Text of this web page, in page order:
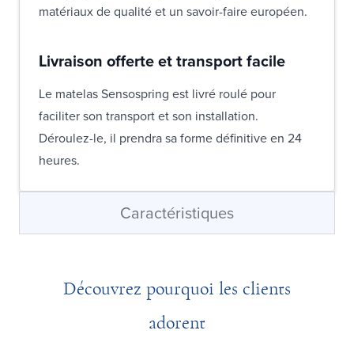
matériaux de qualité et un savoir-faire européen.
Livraison offerte et transport facile
Le matelas Sensospring est livré roulé pour
faciliter son transport et son installation.
Déroulez-le, il prendra sa forme définitive en 24
heures.
Caractéristiques
Découvrez pourquoi les clients
adorent